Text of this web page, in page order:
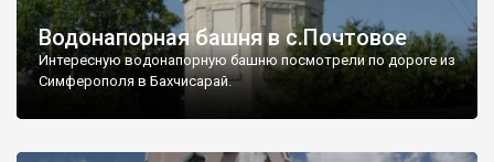
Водонапорная башня в с.Почтовое
Интересную водонапорную башню посмотрели по дороге из
Симферополя в Бахчисарай.